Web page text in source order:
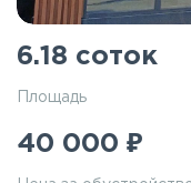
6.18 соток
Площадь
40 000 ₽